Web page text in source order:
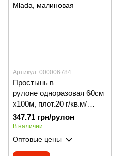
Артикул: 000006784
Простынь в
рулоне одноразовая 60см
х100м, плот.20 г/кв.м/
Panni Mladа, малиновая
347.71 грн/рулон
В наличии
Оптовые цены